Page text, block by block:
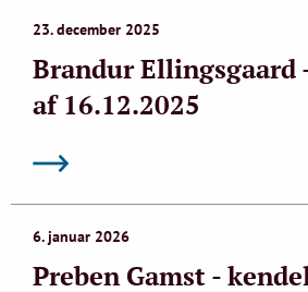
23. december 2025
Brandur Ellingsgaard
af 16.12.2025
6. januar 2026
Preben Gamst -